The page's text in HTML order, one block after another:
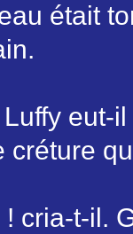
était
eut-
créture
! cria-t-il.